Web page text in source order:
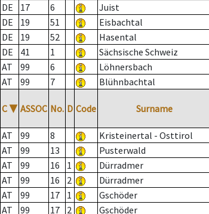
DE 17 6 Juist
DE
19 51 Eisbachtal
DE
19 52 Hasental
DE
41 1 Sächsische Schweiz
AT
99 6 Löhnersbach
AT
99 7 Blühnbachtal
C ▼ ASSOC No. D Code Surname
AT
99 8 Kristeinertal - Osttirol
AT
99 13 Pusterwald
AT
99 16 1 Dürradmer
AT
99 16 2 Dürradmer
AT
99 17 1 Gschöder
AT
99 17 2 Gschöder